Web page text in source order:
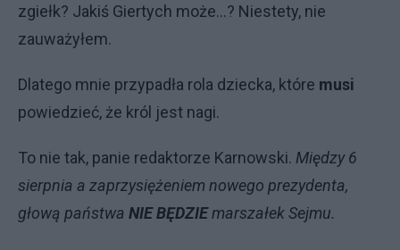
zgiełk? Jakiś Giertych może...? Niestety, nie
zauważyłem.
Dlatego mnie przypadła rola dziecka, które musi
powiedzieć, że król jest nagi.
To nie tak, panie redaktorze Karnowski. Między 6
sierpnia a zaprzysiężeniem nowego prezydenta,
głową państwa NIE BĘDZIEmarszałek Sejmu.